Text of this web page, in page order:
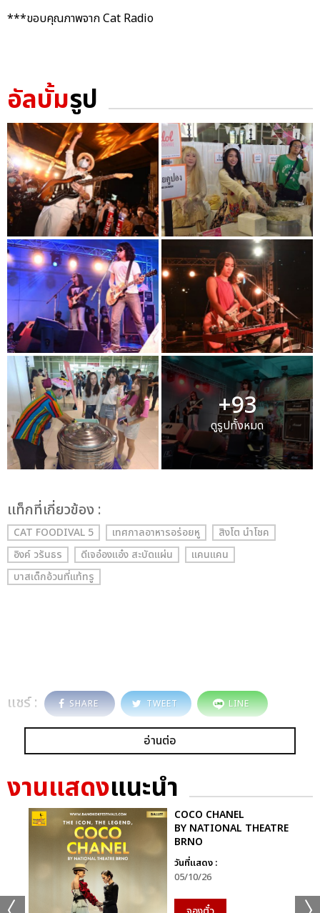
***ขอบคุณภาพจาก Cat Radio
อัลบั้มรูป
+93
ดูรูปทั้งหมด
เเท็กที่เกี่ยวข้อง :
CAT FOODIVAL 5 เทศกาลอาหารอร่อยหู
สิงโต นำโชค
อิงค์ วรันธร
ดีเจอ๋องแอ๋ง สะบัดแผ่น
แคนแคน
บาสเด็กอ้วนที่แท้ทรู
แชร์ : SHARE TWEET LINE
อ่านต่อ
งานแสดงแนะนำ
COCO CHANEL
BY NATIONAL THEATRE
BRNO
วันที่แสดง :
05/10/26